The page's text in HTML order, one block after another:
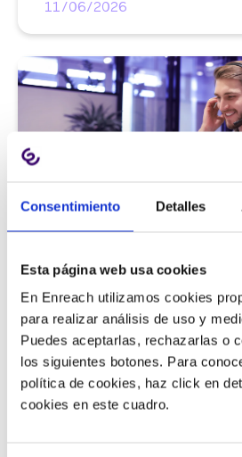
Consentimiento Detalles
Esta página web usa cookies
En Enreach utilizamos cookies
para realizar análisis de uso y
Puedes aceptarlas, rechazarlas o
los siguientes botones. Para
política de cookies, haz click en
cookies en este cuadro.
11/06/2026
9 métricas de call
la satisfacción del
11/06/2026